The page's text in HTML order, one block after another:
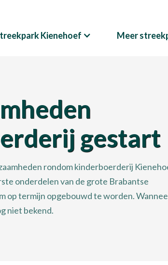
Kienehoef Meer
gestart
rondom kinderboerderij
onderdelen van de grote Brabantse
op termijn opgebouwd te worden.
niet bekend.